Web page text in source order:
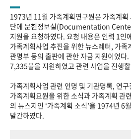
1973년 11월 가족계획연구원은 가족계획
단에 문헌정보실(Documentation
지원을 요청하였다. 요청 내용은 인력 1인
가족계획사업 추진을 위한 뉴스레터, 가족
관명부 등의 출판에 관한 자금 지원이었다
7,335불을 지원하였고 관련 사업을 진행
가족계획사업 관련 인명 및 기관명록, 연
가족계획요원을 위한 소식과 가족계획 관
의 뉴스지인 ‘가족계획 소식’을 1974년 6
발간하였다.